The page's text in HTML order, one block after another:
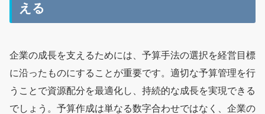
える
企業の成長を支えるためには、予算手法の選択を経営目標
に沿ったものにすることが重要です。適切な予算管理を行
うことで資源配分を最適化し、持続的な成長を実現できる
でしょう。予算作成は単なる数字合わせではなく、企業の